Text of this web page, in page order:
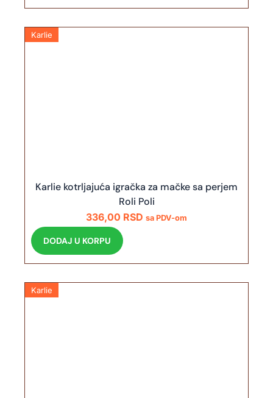
Karlie
Karlie kotrljajuća igračka za mačke sa perjem
Roli Poli
336,00 RSD sa PDV-om
DODAJ U KORPU
Karlie